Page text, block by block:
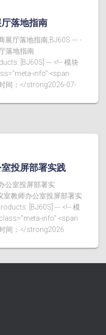
落地指南
展厅落地指南,BJ60S --- -
落地指南
[BJ60S] --- <!-- 模块
info" <span
间：</strong2026-07-
投屏部署实践
公室投屏部署实
室教师办公室投屏部署实
[BJ60S] --- <!-- 模
info" <span
间：</strong2026